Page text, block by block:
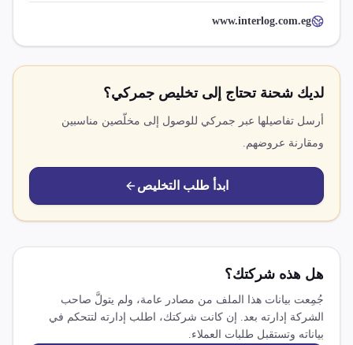
www.interlog.com.eg
لديك شحنة تحتاج إلى تخليص جمركي؟
أرسل تفاصيلها عبر جمركي للوصول إلى مخلّصين مناسبين
ومقارنة عروضهم.
ابدأ طلب التخليص
هل هذه شركتك؟
جُمِعت بيانات هذا الملف من مصادر عامة، ولم يتولَّ صاحب
الشركة إدارته بعد. إن كانت شركتك، اطلب إدارته لتتحكم في
بياناته وتستقبل طلبات العملاء.